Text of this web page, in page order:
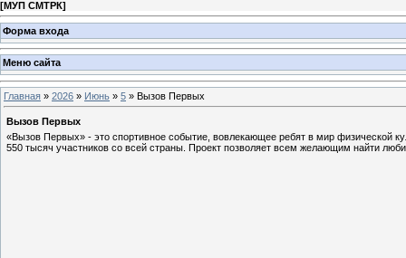
[МУП СМТРК]
Форма входа
Меню сайта
Главная » 2026 » Июнь » 5 » Вызов Первых
Вызов Первых
«Вызов Первых» - это спортивное событие, вовлекающее ребят в мир физической
550 тысяч участников со всей страны. Проект позволяет всем желающим найти